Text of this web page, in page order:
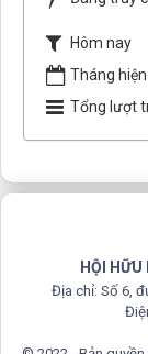
Hôm nay
Tháng
Tổng lượt
HỘI
Địa chỉ: Số 6,